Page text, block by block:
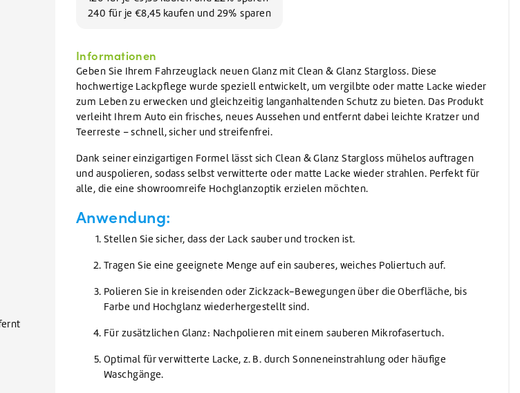
Geschirrreiniger
Geschirrspülmittel
ALL REINIGUNGSMITTEL
ALL WARTUNGSMITTEL240 für je €8,45 kaufen und 29% sparen
Informationen
Geben Sie Ihrem Fahrzeuglack neuen Glanz mit Clean & Glanz Stargloss. Diese
hochwertige Lackpflege wurde speziell entwickelt, um vergilbte oder matte Lacke wieder
zum Leben zu erwecken und gleichzeitig langanhaltenden Schutz zu bieten. Das Produkt
verleiht Ihrem Auto ein frisches, neues Aussehen und entfernt dabei leichte Kratzer und
Teerreste – schnell, sicher und streifenfrei.
Dank seiner einzigartigen Formel lässt sich Clean & Glanz Stargloss mühelos auftragen
und auspolieren, sodass selbst verwitterte oder matte Lacke wieder strahlen. Perfekt für
alle, die eine showroomreife Hochglanzoptik erzielen möchten.
Anwendung:
Stellen Sie sicher, dass der Lack sauber und trocken ist.
Tragen Sie eine geeignete Menge auf ein sauberes, weiches Poliertuch auf.
Polieren Sie in kreisenden oder Zickzack-Bewegungen über die Oberfläche, bis
Farbe und Hochglanz wiederhergestellt sind.
Für zusätzlichen Glanz: Nachpolieren mit einem sauberen Mikrofasertuch.
Optimal für verwitterte Lacke, z. B. durch Sonneneinstrahlung oder häufige
Waschgänge.